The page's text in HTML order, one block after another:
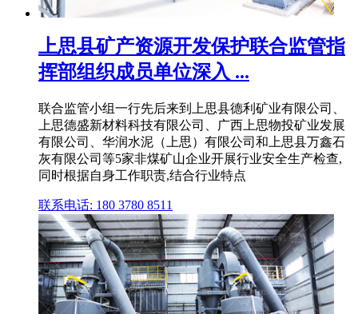
上思县矿产资源开发保护联合监管指
挥部组织成员单位深入 ...
联合监管小组一行先后来到上思县德利矿业有限公司、
上思德盛新材料科技有限公司、广西上思物投矿业发展
有限公司、华润水泥（上思）有限公司和上思县万鑫石
灰有限公司等5家非煤矿山企业开展行业安全生产检查,
同时根据自身工作职责,结合行业特点
联系电话: 180 3780 8511